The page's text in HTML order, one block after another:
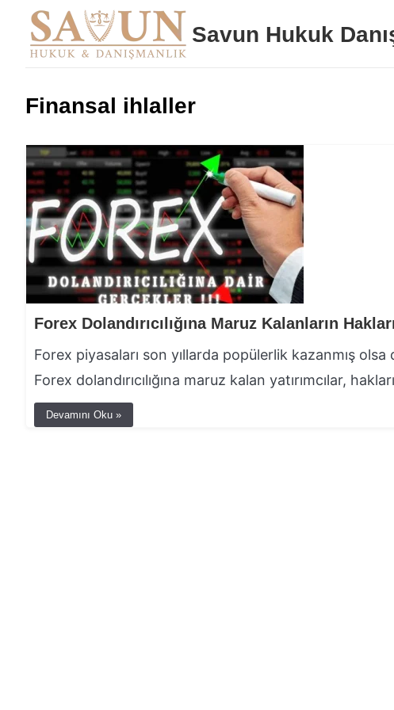
Savun Hukuk
Finansal ihlaller
Forex Dolandırıcılığına Maruz Kalanların
Forex piyasaları son yıllarda popülerlik kazanmış olsa
Forex dolandırıcılığına maruz kalan yatırımcılar,
Devamını Oku »